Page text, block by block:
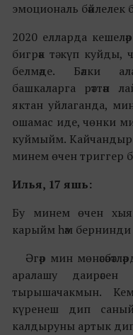
эмоциональ бәйлелек
2020 елларда
бигрәк тә күп куйды,
белмәде. Бәлки
башкаларга рәттән
яктан уйлаганда,
ошамас иде, чөнки мин
куймыйм. Кайчандыр
минем өчен триггер
Илья, 17 яшь:
Бу минем өчен
карыйм һәм бернинди
Әгәр мин
аралашу
тырышачакмын.
күренеш дип
калдыруны артык